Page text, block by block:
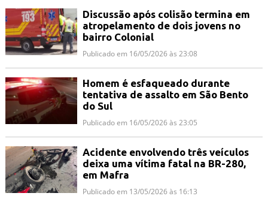
Discussão após colisão termina em
atropelamento de dois jovens no
bairro Colonial
Publicado em 16/05/2026 às 23:08
Homem é esfaqueado durante
tentativa de assalto em São Bento
do Sul
Publicado em 16/05/2026 às 23:05
Acidente envolvendo três veículos
deixa uma vítima fatal na BR-280,
em Mafra
Publicado em 13/05/2026 às 16:13